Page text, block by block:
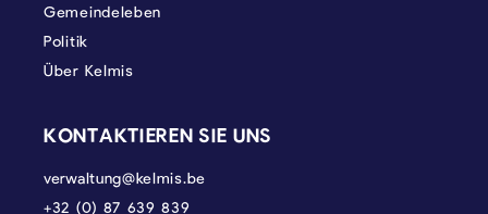
Gemeindeleben
Politik
Über Kelmis
KONTAKTIEREN SIE UNS
verwaltung@kelmis.be
+32 (0) 87 639 839